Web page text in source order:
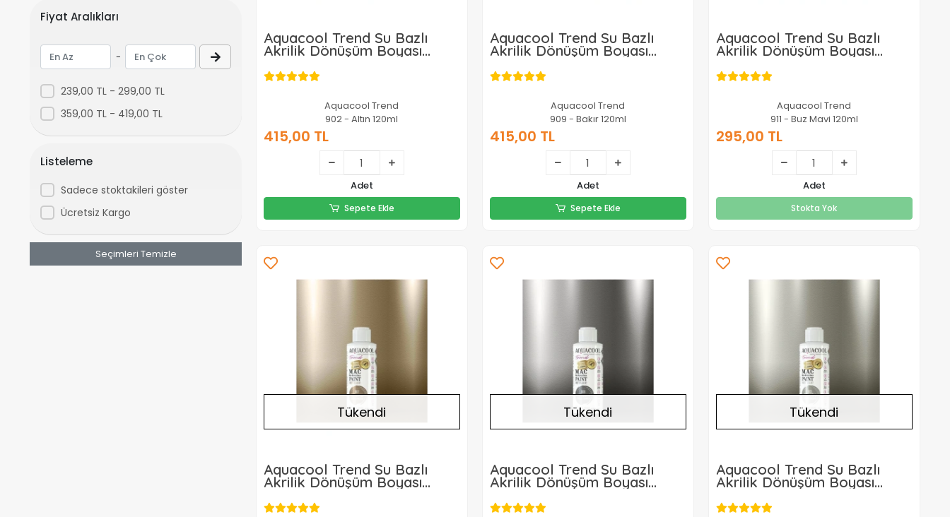
Fiyat Aralıkları
-
239,00 TL - 299,00 TL
359,00 TL - 419,00 TL
Listeleme
Sadece stoktakileri göster
Ücretsiz Kargo
Seçimleri Temizle
Aquacool Trend Su Bazlı
Akrilik Dönüşüm Boyası
Metalik Renk 902 Altın Gold
120ml
Aquacool Trend
902 - Altın 120ml
415,00 TL
415,00 TL
Sepete Ekle
Adet
Sepete Ekle
Aquacool Trend Su Bazlı
Akrilik Dönüşüm Boyası
Metalik Renk 909 Bakır
120ml
Aquacool Trend
909 - Bakır 120ml
415,00 TL
415,00 TL
Sepete Ekle
Adet
Sepete Ekle
Aquacool Trend Su Bazlı
Akrilik Dönüşüm Boyası
Metalik Renk 911 Buz Mavi
120ml
Aquacool Trend
911 - Buz Mavi 120ml
295,00 TL
295,00 TL
Stokta Yok
Adet
Stokta Yok
Tükendi
Aquacool Trend Su Bazlı
Akrilik Dönüşüm Boyası
Metalik Renk 907 Bronz
120ml
Tükendi
Aquacool Trend Su Bazlı
Akrilik Dönüşüm Boyası
Metalik Renk 906 Kurşuni
120ml
Tükendi
Aquacool Trend Su Bazlı
Akrilik Dönüşüm Boyası
Metalik Renk 903 Platin
120ml